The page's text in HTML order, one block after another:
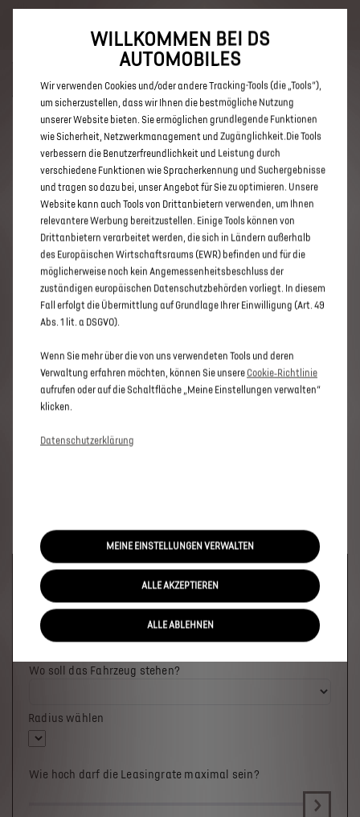
Hybride. Mehr erfahren >>
ENTDECKEN SIE ALLE DS 3 UND
DS 3 CROSSBACK E-TENSE IN
DELMENHORST
Welches Fahrzeug möchten Sie?
Wo soll das Fahrzeug stehen?
Radius wählen
Wie hoch darf die Leasingrate maximal sein?
WILLKOMMEN BEI DS
AUTOMOBILES
Wir verwenden Cookies und/oder andere Tracking-Tools (die „Tools“),
um sicherzustellen, dass wir Ihnen die bestmögliche Nutzung
unserer Website bieten. Sie ermöglichen grundlegende Funktionen
wie Sicherheit, Netzwerkmanagement und Zugänglichkeit.Die Tools
verbessern die Benutzerfreundlichkeit und Leistung durch
verschiedene Funktionen wie Spracherkennung und Suchergebnisse
und tragen so dazu bei, unser Angebot für Sie zu optimieren. Unsere
Website kann auch Tools von Drittanbietern verwenden, um Ihnen
relevantere Werbung bereitzustellen. Einige Tools können von
Drittanbietern verarbeitet werden, die sich in Ländern außerhalb
des Europäischen Wirtschaftsraums (EWR) befinden und für die
möglicherweise noch kein Angemessenheitsbeschluss der
zuständigen europäischen Datenschutzbehörden vorliegt. In diesem
Fall erfolgt die Übermittlung auf Grundlage Ihrer Einwilligung (Art. 49
Abs. 1 lit. a DSGVO).
Wenn Sie mehr über die von uns verwendeten Tools und deren
Verwaltung erfahren möchten, können Sie unsere Cookie‑Richtlinie
aufrufen oder auf die Schaltfläche „Meine Einstellungen verwalten“
klicken.
Datenschutzerklärung
MEINE EINSTELLUNGEN VERWALTEN
ALLE AKZEPTIEREN
ALLE ABLEHNEN